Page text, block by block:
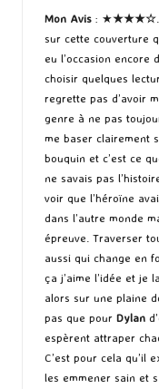
Mon Avis : ★★★★☆
sur cette couverture
eu l’occasion encore
choisir quelques
regrette pas d’avoir
genre à ne pas
me baser clairement
bouquin et c’est ce
ne savais pas
voir que l’héroïne
dans l’autre monde
épreuve. Traverser
aussi qui change en
ça j’aime l’idée et je
alors sur une plaine
pas que pour Dylan
espèrent attraper
C’est pour cela qu’il
les emmener sain et